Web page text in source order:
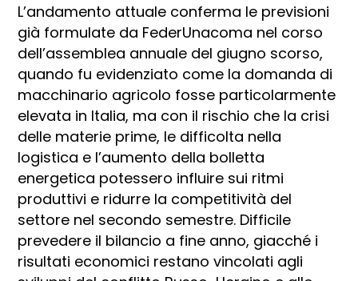
L’andamento attuale conferma le previsioni
già formulate da FederUnacoma nel corso
dell’assemblea annuale del giugno scorso,
quando fu evidenziato come la domanda di
macchinario agricolo fosse particolarmente
elevata in Italia, ma con il rischio che la crisi
delle materie prime, le difficolta nella
logistica e l’aumento della bolletta
energetica potessero influire sui ritmi
produttivi e ridurre la competitività del
settore nel secondo semestre. Difficile
prevedere il bilancio a fine anno, giacché i
risultati economici restano vincolati agli